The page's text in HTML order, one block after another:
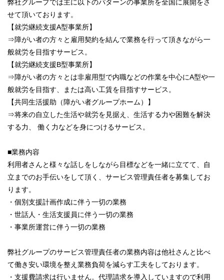
弊社グループでは主に以下のパターンの事業所を全国に展開をさ
せて頂いております。
【就労継続支援A型事業所】
⇒障がい者の方々と雇用契約を結んで業務を行って頂きながら一
般就労を目指すサービス。
【就労継続支援B型事業所】
⇒障がい者の方々とは非雇用型で内職などの作業を中心にA型や一
般就労を目指す、または高い工賃を目指すサービス。
【共同生活援助（障がい者グループホーム）】
⇒将来の自立した生活や就労を見据え、生活する力や困難を解決
する力、 働く力などを身につけるサービス。
■業務内容
利用者さんと様々な話しをしながら目標などを一緒に立てて、自
立までのお手伝いをして頂く、サービス管理責任者を募集してお
ります。
・個別支援計画作成に伴う一切の業務
・世話人・生活支援員に伴う一切の業務
・事業所運営に伴う一切の業務
弊社グループのサービス管理責任者の業務内容は他社さんと比べ
て働き安い環境を整え業務負荷を減らす工夫をしております。
・支援費請求は行いません。代理請求を導入していますので利用